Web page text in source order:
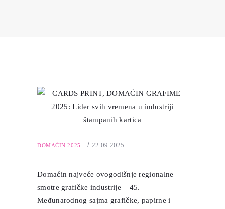
DOMAĆIN 2025. 22.09.2025
Domaćin najveće ovogodišnje regionalne
smotre grafičke industrije – 45.
Međunarodnog sajma grafičke, papirne i